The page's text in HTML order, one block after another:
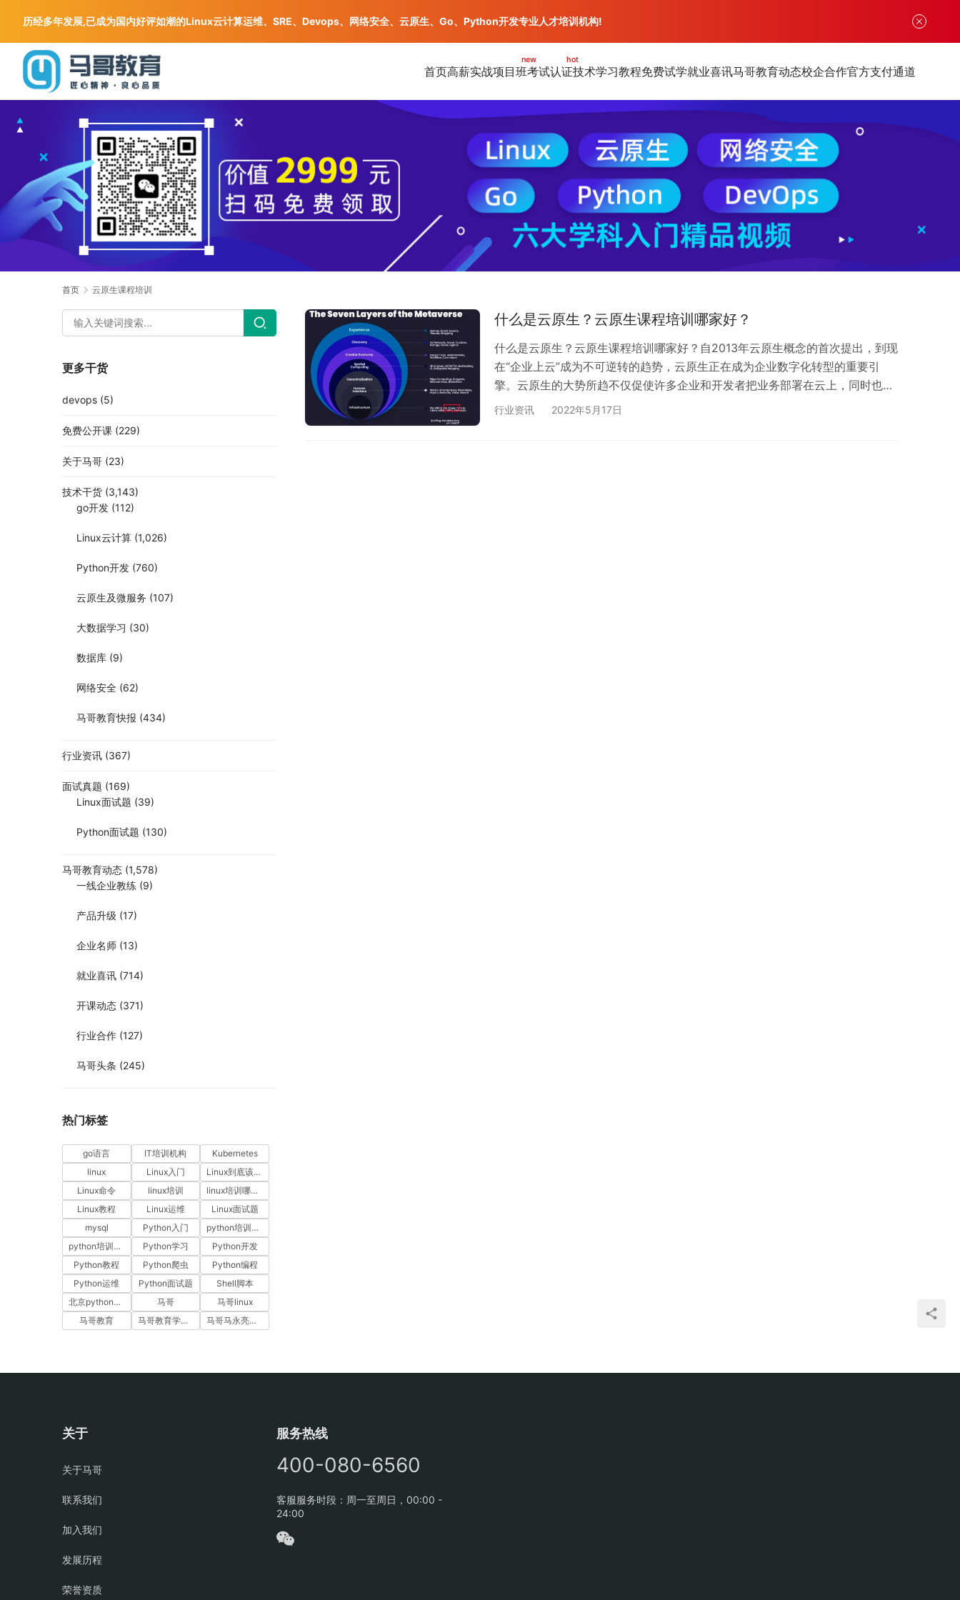
首页高薪实战项目班
new
考试认证
hot
技术学习教程免费试学就业喜讯马哥教育动态校企合作官方支付通道
首页 云原生课程培训
什么是云原生？云原生课程培训哪家好？
什么是云原生？云原生课程培训哪家好？自2013年云原生概念的首次提出，到现
在“企业上云”成为不可逆转的趋势，云原生正在成为企业数字化转型的重要引
擎。云原生的大势所趋不仅促使许多企业和开发者把业务部署在云上，同时也倒
逼了IT组织方式进一步发生变化，更促进了一批岗位的转型升级。
行业资讯 2022年5月17日
更多干货
devops (5)
免费公开课 (229)
关于马哥 (23)
技术干货 (3,143)
go开发 (112)
Linux云计算 (1,026)
Python开发 (760)
云原生及微服务 (107)
大数据学习 (30)
数据库 (9)
网络安全 (62)
马哥教育快报 (434)
行业资讯 (367)
面试真题 (169)
Linux面试题 (39)
Python面试题 (130)
马哥教育动态 (1,578)
一线企业教练 (9)
产品升级 (17)
企业名师 (13)
就业喜讯 (714)
开课动态 (371)
行业合作 (127)
马哥头条 (245)
热门标签
go语言 IT培训机构
Kubernetes
linux
Linux入门
Linux到底该怎样学？
Linux命令
linux培训
linux培训哪家好
Linux教程
Linux运维
Linux面试题
mysql
Python入门
python培训哪家好
python培训排名
Python学习
Python开发
Python教程
Python爬虫
Python编程
Python运维
Python面试题
Shell脚本
北京python培训
马哥
马哥linux
马哥教育
马哥教育学员故事 马哥马永亮，马哥linux讲师，马哥教育ceo
关于
关于马哥
联系我们
加入我们
发展历程
荣誉资质
服务热线
400-080-6560
客服服务时段：周一至周日，00:00 -
24:00
历经多年发展,已成为国内好评如潮的Linux云计算运维、SRE、Devops、网络安全、云原生、Go、Python开发专业人才培训机构!